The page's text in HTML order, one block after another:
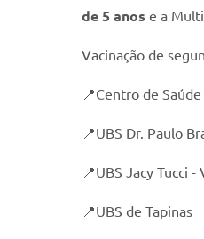
de 5 anos e a
Vacinação de
📍Centro de Saúde
📍UBS Dr. Paulo
📍UBS Jacy Tucci -
📍UBS de Tapinas